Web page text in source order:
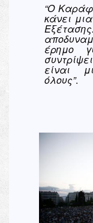
“Ο
κάνει
έρημο
είναι
όλους”.